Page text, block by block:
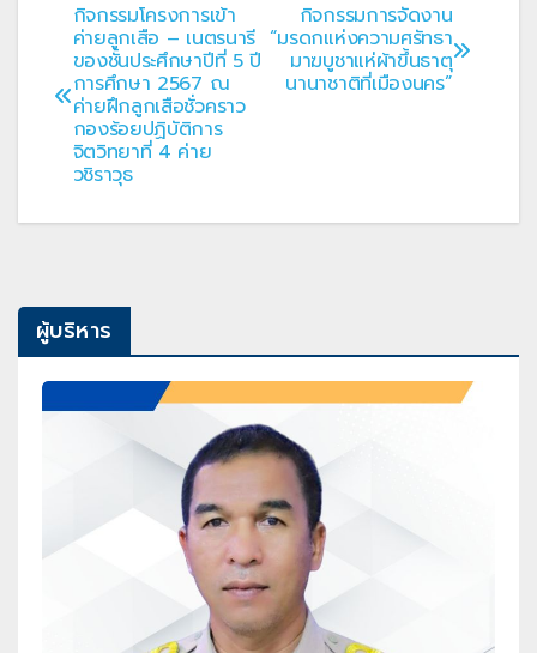
แนะแนว
เรื่อง
กิจกรรมการจัดงาน
“มรดกแห่งความศรัทธา
มาฆบูชาแห่ผ้าขึ้นธาตุ
นานาชาติที่เมืองนคร”
กิจกรรมโครงการเข้า
ค่ายลูกเสือ – เนตรนารี
ของชั้นประศึกษาปีที่ 5 ปี
การศึกษา 2567 ณ
ค่ายฝึกลูกเสือชั่วคราว
กองร้อยปฏิบัติการ
จิตวิทยาที่ 4 ค่าย
วชิราวุธ
ผู้บริหาร